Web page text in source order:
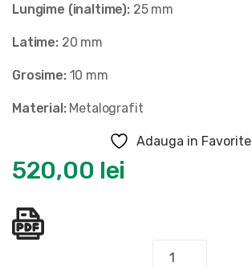
Lungime (inaltime): 25 mm
Latime: 20 mm
Grosime: 10 mm
Material: Metalografit
Adauga in Favorite
520,00 lei
Cantitate